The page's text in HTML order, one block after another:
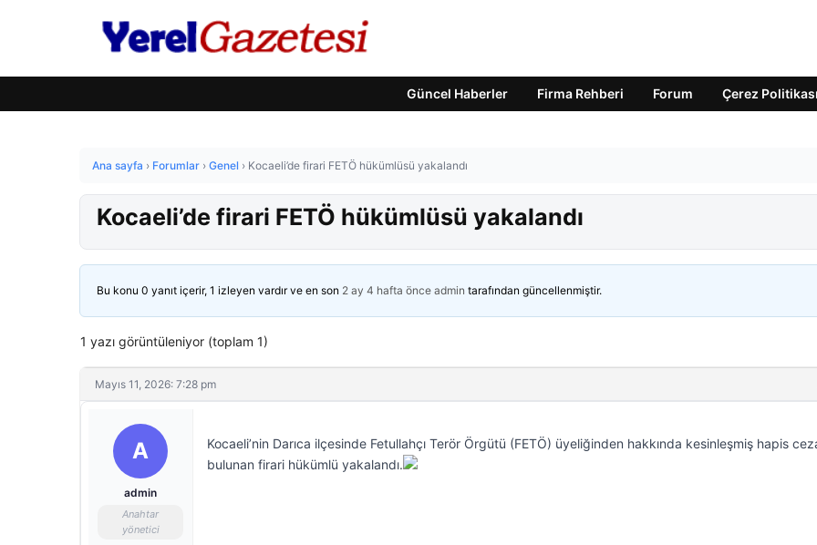
Güncel Haberler Firma Rehberi Forum Çerez Politikası
Ana sayfa › Forumlar › Genel › Kocaeli’de firari FETÖ hükümlüsü yakalandı
Kocaeli’de firari FETÖ hükümlüsü yakalandı
Bu konu 0 yanıt içerir, 1 izleyen vardır ve en son 2 ay 4 hafta önce admin tarafından güncellenmiştir.
1 yazı görüntüleniyor (toplam 1)
Mayıs 11, 2026: 7:28 pm
A
admin
Anahtar
yönetici
Kocaeli’nin Darıca ilçesinde Fetullahçı Terör Örgütü (FETÖ) üyeliğinden hakkında kesinleşmiş hapis
bulunan firari hükümlü yakalandı.